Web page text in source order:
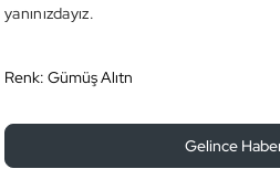
yanınızdayız.
Renk: Gümüş Alıtn
Gelince